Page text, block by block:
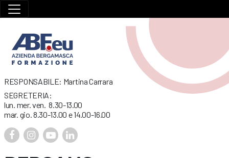
RESPONSABILE: Martina Carrara
SEGRETERIA:
lun. mer. ven. 8.30-13.00
mar. gio. 8.30-13.00 e 14.00-16.00